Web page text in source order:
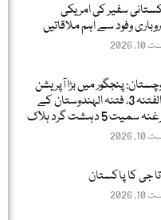
سفیر کی امریکی
وفود سے اہم ملاقاتیں
2026
پنجگور میں بڑا آپریشن
ردُالفتنہ 3، فتنہ الہندوستان کے
سمیت 5 دہشت گرد ہلاک
2026
جی کا پاکستان
2026